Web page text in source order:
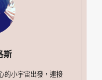
斯
的小宇宙出發，連接